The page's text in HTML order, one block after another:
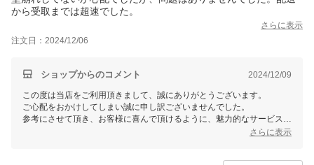
から受取までは超速でした。
さらに表示
注文日：2024/12/06
ショップからのコメント 2024/12/09
この度は当店をご利用頂きまして、誠にありがとうございます。
ご心配をおかけしてしまい誠に申し訳ございませんでした。
参考にさせて頂き、お客様に喜んで頂けるように、魅力的なサービス、
さらに表示